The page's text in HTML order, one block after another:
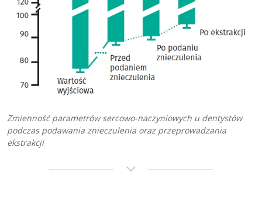
Zmienność parametrów sercowo-naczyniowych u dentystów
podczas podawania znieczulenia oraz przeprowadzania
ekstrakcji